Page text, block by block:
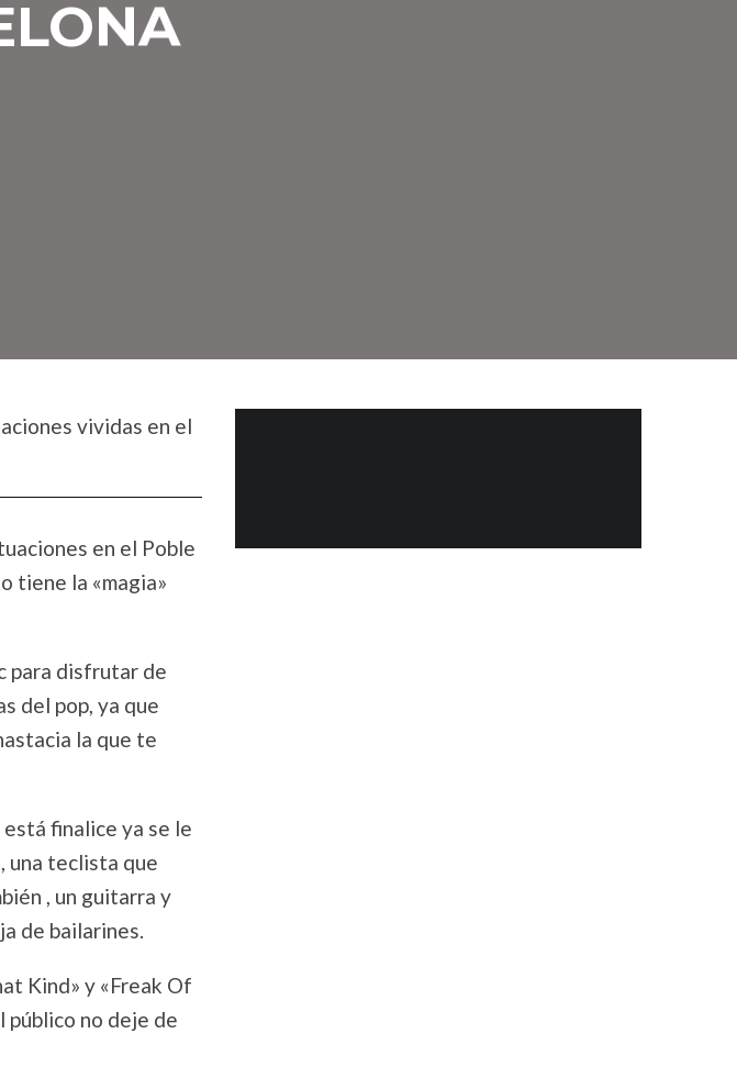
vividas en el
en el Poble
tiene la «magia»
para disfrutar de
del pop, ya que
la que te
finalice ya se le
una teclista que
, un guitarra y
de bailarines.
Kind» y «Freak Of
público no deje de